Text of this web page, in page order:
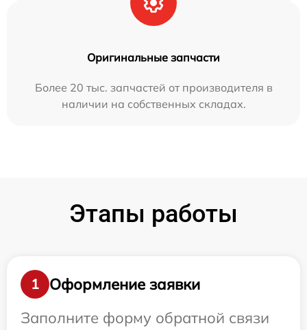
Оригинальные запчасти
Более 20 тыс. запчастей от производителя в
наличии на собственных складах.
Этапы работы
1
Оформление заявки
Заполните форму обратной связи